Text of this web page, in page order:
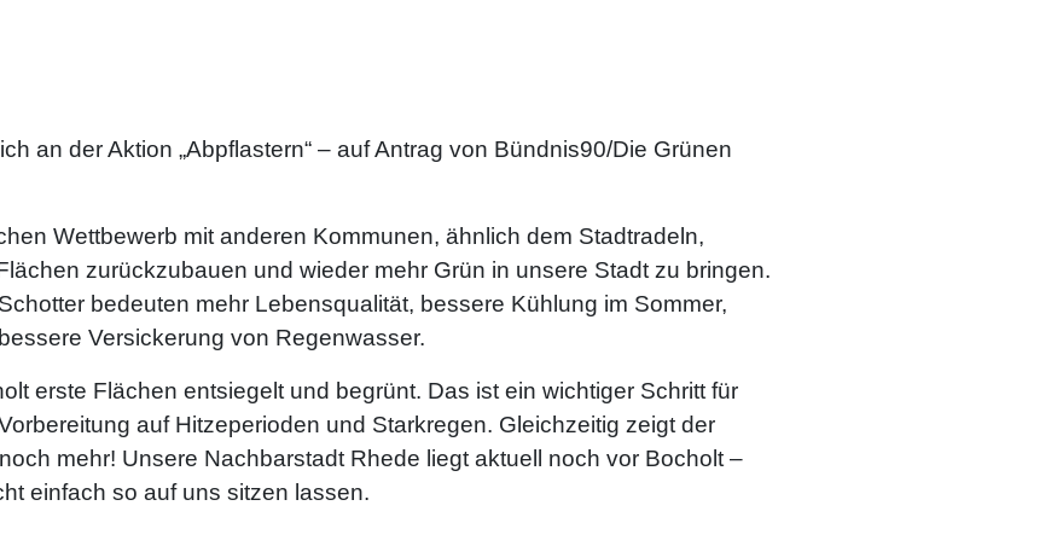
an der Aktion „Abpflastern“ – auf Antrag von Bündnis90/Die Grünen
Wettbewerb mit anderen Kommunen, ähnlich dem Stadtradeln,
zurückzubauen und wieder mehr Grün in unsere Stadt zu bringen.
bedeuten mehr Lebensqualität, bessere Kühlung im Sommer,
Versickerung von Regenwasser.
erste Flächen entsiegelt und begrünt. Das ist ein wichtiger Schritt für
auf Hitzeperioden und Starkregen. Gleichzeitig zeigt der
mehr! Unsere Nachbarstadt Rhede liegt aktuell noch vor Bocholt –
einfach so auf uns sitzen lassen.